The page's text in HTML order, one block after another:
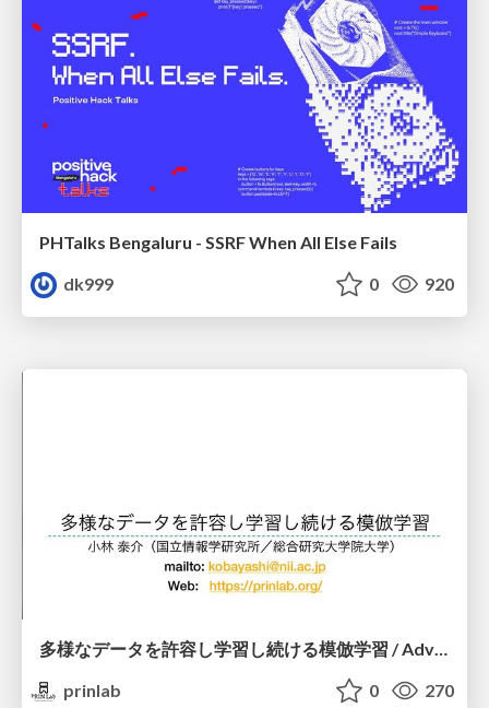
PHTalks Bengaluru - SSRF When All Else Fails
dk999
0 920
多様なデータを許容し学習し続ける模倣学習 / Advanced Imitation Learning for VLA
prinlab
0 270